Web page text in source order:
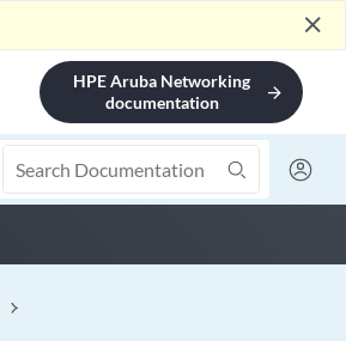
close
HPE Aruba Networking
documentation
arrow_forward